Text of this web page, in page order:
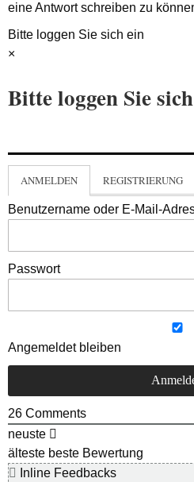
eine Antwort schreiben zu
Bitte loggen Sie sich ein
×
Bitte loggen Sie
ANMELDEN REGISTRIERUNG
Benutzername oder E-Mail-
Passwort
Angemeldet bleiben
26 Comments
neuste
älteste beste Bewertung
Inline Feedbacks